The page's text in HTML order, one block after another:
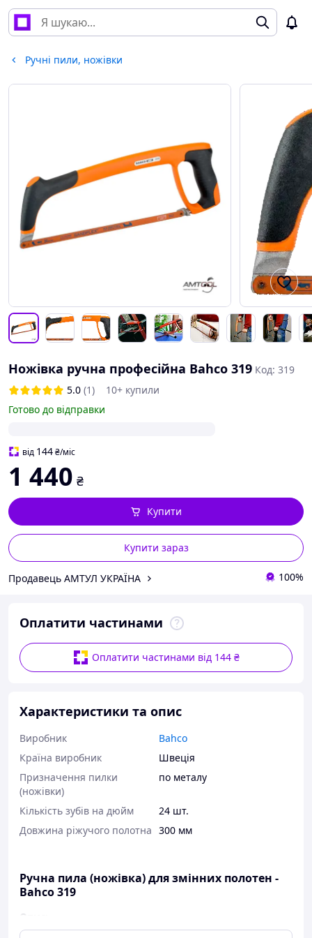
Ручні пили, ножівки
Ножівка ручна професійна Bahco 319 Код: 319
5.0 (1)
10+ купили
Готово до відправки
від 144₴/міс
1 440 ₴
Купити зараз
Купити
Продавець АМТУЛ УКРАЇНА 100%
Оплатити частинами
Оплатити частинами від 144 ₴
Характеристики та опис
Виробник
Bahco
Країна виробник
Швеція
Призначення пилки
(ножівки)
по металу
Кількість зубів на дюйм
24 шт.
Довжина ріжучого полотна 300 мм
Ручна пила (ножівка) для змінних полотен -
Bahco 319
Опис: